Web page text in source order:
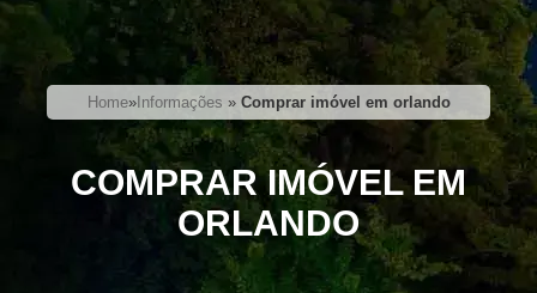
Home»Informações » Comprar imóvel em orlando
COMPRAR IMÓVEL EM
ORLANDO